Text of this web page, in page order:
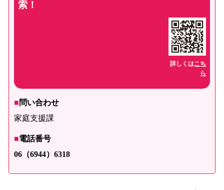
索！
詳しくはこち
ら
■問い合わせ
家庭支援課
■電話番号
06（6944）6318